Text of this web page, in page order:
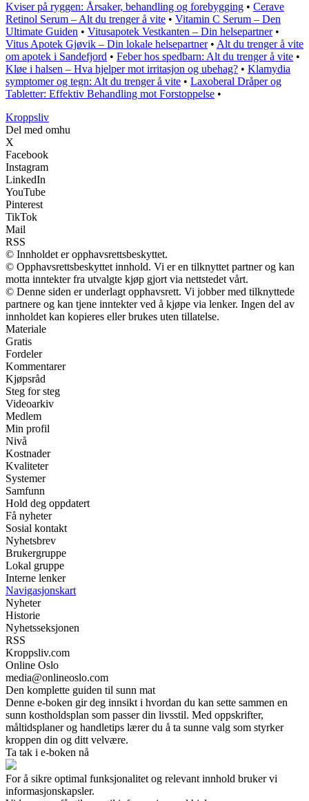
Kviser på ryggen: Årsaker, behandling og forebygging • Cerave
Retinol Serum – Alt du trenger å vite • Vitamin C Serum – Den
Ultimate Guiden • Vitusapotek Vestkanten – Din helsepartner•
Vitus Apotek Gjøvik – Din lokale helsepartner• Alt du trenger å vite
om apotek i Sandefjord • Feber hos spedbarn: Alt du trenger å vite •
Kløe i halsen – Hva hjelper mot irritasjon og ubehag? • Klamydia
symptomer og tegn: Alt du trenger å vite • Laxoberal Dråper og
Tabletter: Effektiv Behandling mot Forstoppelse •
Kroppsliv
Del med omhu
X
Facebook
Instagram
LinkedIn
YouTube
Pinterest
TikTok
Mail
RSS
© Innholdet er opphavsrettsbeskyttet.
© Opphavsrettsbeskyttet innhold. Vi er en tilknyttet partner og kan
motta inntekter fra utvalgte kjøp gjort via nettstedet vårt.
© Denne siden er underlagt opphavsrett. Vi jobber med tilknyttede
partnere og kan tjene inntekter ved å kjøpe via lenker. Ingen del av
innholdet kan kopieres eller brukes uten tillatelse.
Materiale
Gratis
Fordeler
Kommentarer
Kjøpsråd
Steg for steg
Videoarkiv
Medlem
Min profil
Nivå
Kostnader
Kvaliteter
Systemer
Samfunn
Hold deg oppdatert
Få nyheter
Sosial kontakt
Nyhetsbrev
Brukergruppe
Lokal gruppe
Interne lenker
Navigasjonskart
Nyheter
Historie
Nyhetsseksjonen
RSS
Kroppsliv.com
Online Oslo
media@onlineoslo.com
Den komplette guiden til sunn mat
Denne e-boken gir deg innsikt i hvordan du kan sette sammen en
sunn kostholdsplan som passer din livsstil. Med oppskrifter,
måltidsplaner og handletips lærer du å ta sunne valg som styrker
kroppen din og ditt velvære.
Ta tak i e-boken nå
For å sikre optimal funksjonalitet og relevant innhold bruker vi
informasjonskapsler.